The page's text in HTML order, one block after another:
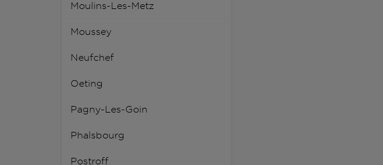
Moulins-Les-Metz
Moussey
Neufchef
Oeting
Pagny-Les-Goin
Phalsbourg
Postroff